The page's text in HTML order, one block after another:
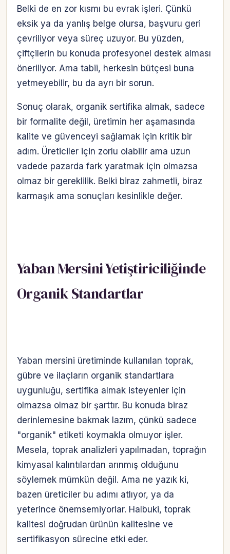
Belki de en zor kısmı bu evrak işleri. Çünkü
eksik ya da yanlış belge olursa, başvuru geri
çevriliyor veya süreç uzuyor. Bu yüzden,
çiftçilerin bu konuda profesyonel destek alması
öneriliyor. Ama tabii, herkesin bütçesi buna
yetmeyebilir, bu da ayrı bir sorun.
Sonuç olarak, organik sertifika almak, sadece
bir formalite değil, üretimin her aşamasında
kalite ve güvenceyi sağlamak için kritik bir
adım. Üreticiler için zorlu olabilir ama uzun
vadede pazarda fark yaratmak için olmazsa
olmaz bir gereklilik. Belki biraz zahmetli, biraz
karmaşık ama sonuçları kesinlikle değer.
Yaban Mersini Yetiştiriciliğinde
Organik Standartlar
Yaban mersini üretiminde kullanılan toprak,
gübre ve ilaçların organik standartlara
uygunluğu, sertifika almak isteyenler için
olmazsa olmaz bir şarttır. Bu konuda biraz
derinlemesine bakmak lazım, çünkü sadece
"organik" etiketi koymakla olmuyor işler.
Mesela, toprak analizleri yapılmadan, toprağın
kimyasal kalıntılardan arınmış olduğunu
söylemek mümkün değil. Ama ne yazık ki,
bazen üreticiler bu adımı atlıyor, ya da
yeterince önemsemiyorlar. Halbuki, toprak
kalitesi doğrudan ürünün kalitesine ve
sertifikasyon sürecine etki eder.